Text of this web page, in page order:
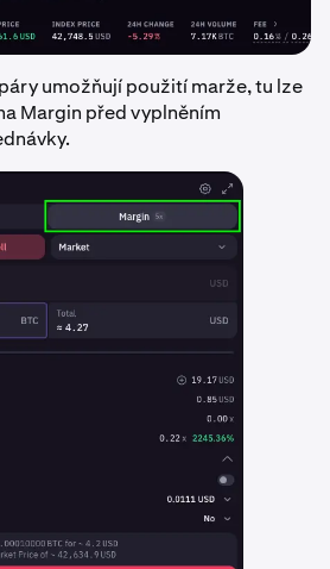
umožňují použití marže, tu lze
Margin před vyplněním